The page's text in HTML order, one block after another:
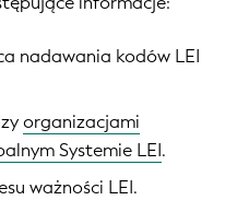
nadawania kodów LEI
organizacjami
Systemie LEI.
ważności LEI.